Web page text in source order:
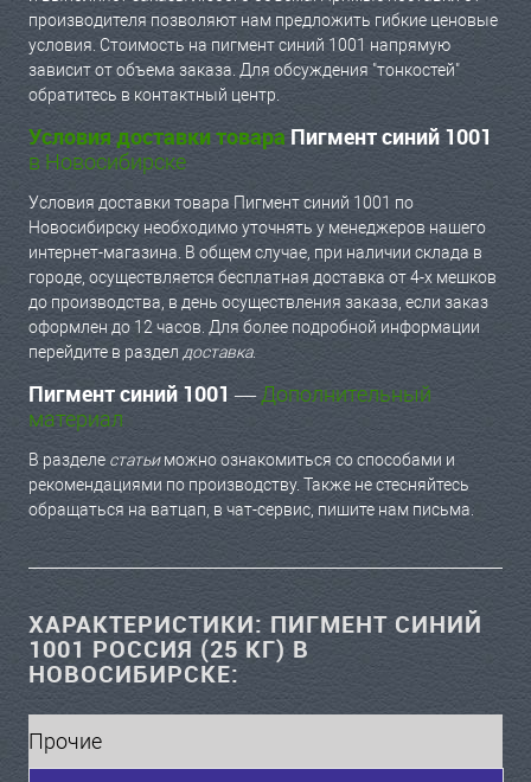
производителя позволяют нам предложить гибкие ценовые
условия. Стоимость на пигмент синий 1001 напрямую
зависит от объема заказа. Для обсуждения "тонкостей"
обратитесь в контактный центр.
Условия доставки товара Пигмент синий 1001
в Новосибирске
Условия доставки товара Пигмент синий 1001 по
Новосибирску необходимо уточнять у менеджеров нашего
интернет-магазина. В общем случае, при наличии склада в
городе, осуществляется бесплатная доставка от 4-х мешков
до производства, в день осуществления заказа, если заказ
оформлен до 12 часов. Для более подробной информации
перейдите в раздел доставка.
Пигмент синий 1001 — Дополнительный
материал
В разделе статьиможно ознакомиться со способами и
рекомендациями по производству. Также не стесняйтесь
обращаться на ватцап, в чат-сервис, пишите нам письма.
ХАРАКТЕРИСТИКИ: ПИГМЕНТ СИНИЙ
1001 РОССИЯ (25 КГ) В
НОВОСИБИРСКЕ:
Прочие